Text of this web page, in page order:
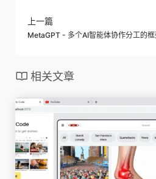
上一篇
MetaGPT - 多个AI智能体协作分工的
相关文章